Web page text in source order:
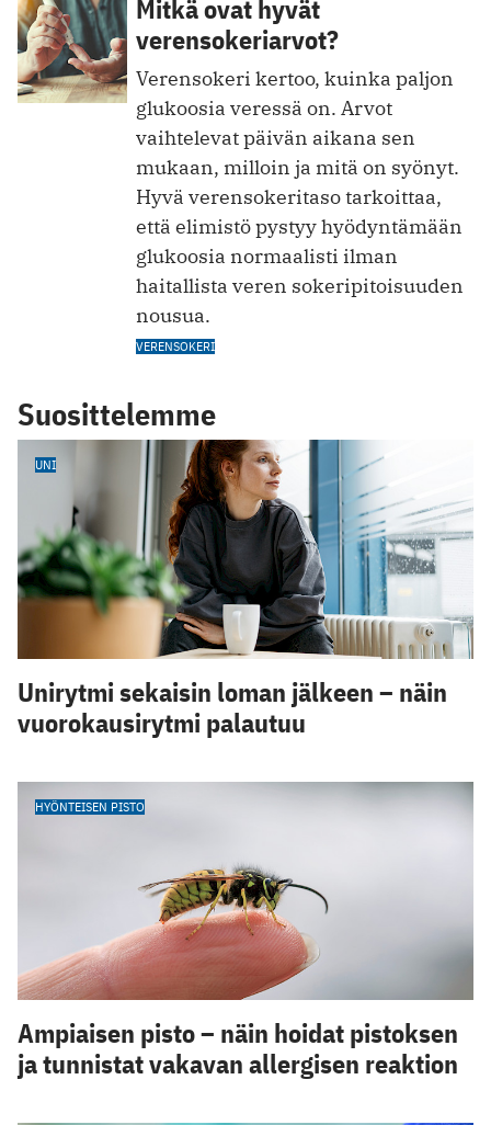
Mitkä ovat hyvät
verensokeriarvot?
Verensokeri kertoo, kuinka paljon
glukoosia veressä on. Arvot
vaihtelevat päivän aikana sen
mukaan, milloin ja mitä on syönyt.
Hyvä verensokeritaso tarkoittaa,
että elimistö pystyy hyödyntämään
glukoosia normaalisti ilman
haitallista veren sokeripitoisuuden
nousua.
VERENSOKERI
Suosittelemme
UNI
Unirytmi sekaisin loman jälkeen – näin
vuorokausirytmi palautuu
HYÖNTEISEN PISTO
Ampiaisen pisto – näin hoidat pistoksen
ja tunnistat vakavan allergisen reaktion